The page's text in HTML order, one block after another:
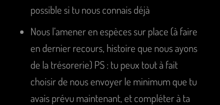
possible si tu nous connais déjà
Nous l’amener en espèces sur place (à faire
en dernier recours, histoire que nous ayons
de la trésorerie) PS : tu peux tout à fait
choisir de nous envoyer le minimum que tu
avais prévu maintenant, et compléter à ta